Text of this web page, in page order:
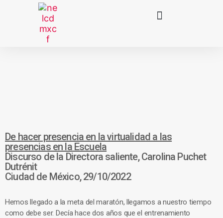
De hacer presencia en la virtualidad a las
presencias en la Escuela
Discurso de la Directora saliente, Carolina Puchet
Dutrénit
Ciudad de México, 29/10/2022
Hemos llegado a la meta del maratón, llegamos a nuestro tiempo
como debe ser. Decía hace dos años que el entrenamiento